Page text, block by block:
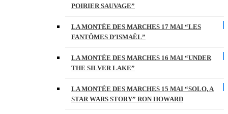
POIRIER SAUVAGE”
LA MONTÉE DES MARCHES 17 MAI “LES
FANTÔMES D’ISMAËL”
LA MONTÉE DES MARCHES 16 MAI “UNDER
THE SILVER LAKE”
LA MONTÉE DES MARCHES 15 MAI “SOLO, A
STAR WARS STORY” RON HOWARD